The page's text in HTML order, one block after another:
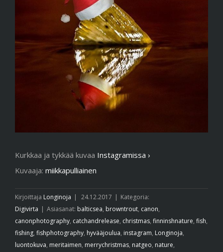
Kurkkaa ja tykkää kuvaa Instagramissa ›
Kuvaaja: miikkapulliainen
Kirjoittaja Longinoja 24.12.2017
Kategoria:
Digivirta
Asiasanat: balticsea, browntrout, canon,
canonphotography, catchandrelease, christmas, finninshnature, fish,
fishing, fishphotography, hyvääjoulua, instagram, Longinoja,
luontokuva, meritaimen, merrychristmas, natgeo, nature,